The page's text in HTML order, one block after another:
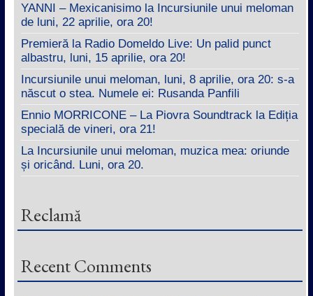
YANNI – Mexicanisimo la Incursiunile unui meloman
de luni, 22 aprilie, ora 20!
Premieră la Radio Domeldo Live: Un palid punct
albastru, luni, 15 aprilie, ora 20!
Incursiunile unui meloman, luni, 8 aprilie, ora 20: s-a
născut o stea. Numele ei: Rusanda Panfili
Ennio MORRICONE – La Piovra Soundtrack la Ediția
specială de vineri, ora 21!
La Incursiunile unui meloman, muzica mea: oriunde
și oricând. Luni, ora 20.
Reclamă
Recent Comments